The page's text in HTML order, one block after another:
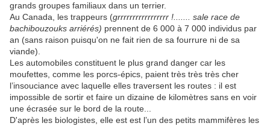
grands groupes familiaux dans un terrier.
Au Canada, les trappeurs (grrrrrrrrrrrrrrrrr !....... sale race de
bachibouzouks arriérés) prennent de 6 000 à 7 000 individus par
an (sans raison puisqu'on ne fait rien de sa fourrure ni de sa
viande).
Les automobiles constituent le plus grand danger car les
moufettes, comme les porcs-épics, paient très très très cher
l’insouciance avec laquelle elles traversent les routes : il est
impossible de sortir et faire un dizaine de kilomètres sans en voir
une écrasée sur le bord de la route...
D'après les biologistes, elle est est l’un des petits mammifères les